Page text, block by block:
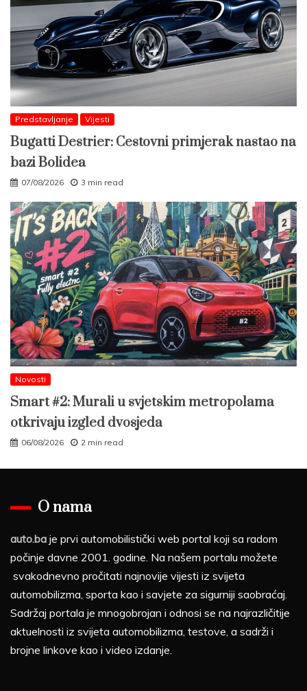
Predstavljanje Vijesti
Bugatti Destrier: Cestovni primjerak nastao na
bazi Bolidea
07/08/2026 3 min read
Novosti
Smart #2: Murali u svjetskim metropolama
otkrivaju izgled dvosjeda
06/08/2026 2 min read
O nama
auto.ba je prvi automobilistički web portal koji sa radom
počinje davne 2001. godine. Na našem portalu možete
svakodnevno pročitati najnovije vijesti iz svijeta
automobilizma, sporta kao i savjete za sigurniji saobraćaj.
Sadržaj portala je mnogobrojan i odnosi se na najrazličitije
aktuelnosti iz svijeta automobilizma, testove, a sadrži i
brojne linkove kao i video izdanje.